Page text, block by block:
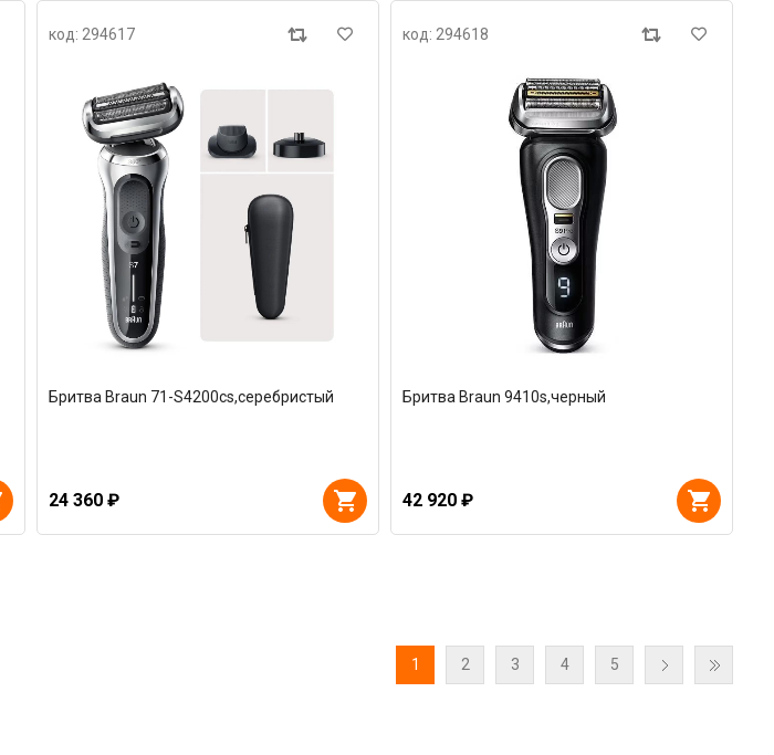
код: 294617
Бритва Braun 71-S4200cs,серебристый
24 360 ₽
код: 294618
Бритва Braun 9410s,черный
42 920 ₽
1 2 3 4 5